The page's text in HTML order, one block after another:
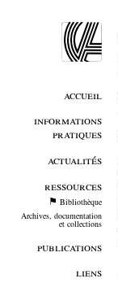
accueil
informations
pratiques
actualités
ressources
Bibliothèque
Archives, documentation
et collections
publications
liens